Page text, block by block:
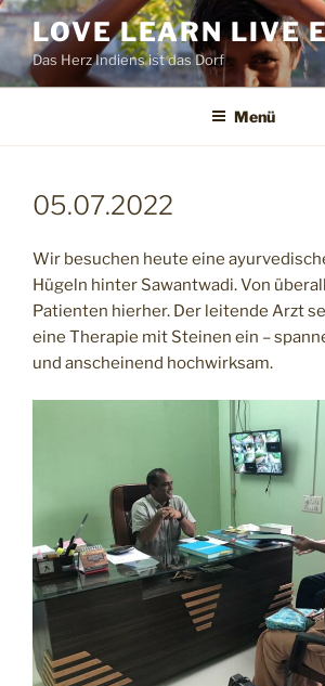
Zum
Inhalt
springen
LOVE LEARN LIVE
Das Herz Indiens ist das Dorf
Menü
05.07.2022
Wir besuchen heute eine
Hügeln hinter Sawantwadi. Von
Patienten hierher. Der leitende Arzt
eine Therapie mit Steinen ein –
und anscheinend hochwirksam.